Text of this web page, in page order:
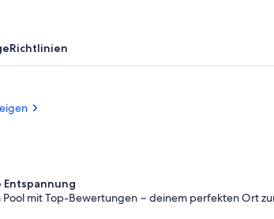
Richtlinien
Entspannung
Pool mit Top-Bewertungen − deinem perfekten Ort